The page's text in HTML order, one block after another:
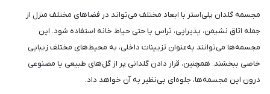
مجسمه گلدان پلی‌استر با ابعاد مختلف می‌تواند در فضاهای مختلف منزل از
جمله اتاق نشیمن، پذیرایی، تراس یا حتی حیاط خانه استفاده شود. این
مجسمه‌ها می‌توانند به‌عنوان تزیینات داخلی، به محیط‌های مختلف زیبایی
خاصی ببخشند. همچنین، قرار دادن گلدانی پر از گل‌های طبیعی یا مصنوعی
درون این مجسمه‌ها، جلوه‌ای بی‌نظیر به آن خواهد داد.